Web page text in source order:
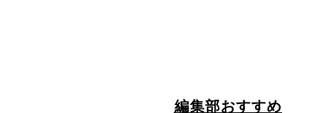
編集部おすすめ